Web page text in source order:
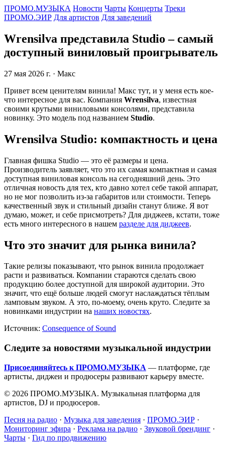
ПРОМО.МУЗЫКА Новости Чарты Концерты Треки
ПРОМО.ЭИР Для артистов Для заведений
Wrensilva представила Studio – самый
доступный виниловый проигрыватель
27 мая 2026 г. · Макс
Привет всем ценителям винила! Макс тут, и у меня есть кое-
что интересное для вас. Компания Wrensilva, известная
своими крутыми виниловыми консолями, представила
новинку. Это модель под названием Studio.
Wrensilva Studio: компактность и цена
Главная фишка Studio — это её размеры и цена.
Производитель заявляет, что это их самая компактная и самая
доступная виниловая консоль на сегодняшний день. Это
отличная новость для тех, кто давно хотел себе такой аппарат,
но не мог позволить из-за габаритов или стоимости. Теперь
качественный звук и стильный дизайн станут ближе. Я вот
думаю, может, и себе присмотреть? Для диджеев, кстати, тоже
есть много интересного в нашем разделе для диджеев.
Что это значит для рынка винила?
Такие релизы показывают, что рынок винила продолжает
расти и развиваться. Компании стараются сделать свою
продукцию более доступной для широкой аудитории. Это
значит, что ещё больше людей смогут наслаждаться тёплым
ламповым звуком. А это, по-моему, очень круто. Следите за
новинками индустрии на наших новостях.
Источник: Consequence of Sound
Следите за новостями музыкальной индустрии
Присоединяйтесь к ПРОМО.МУЗЫКА — платформе, где
артисты, диджеи и продюсеры развивают карьеру вместе.
© 2026 ПРОМО.МУЗЫКА. Музыкальная платформа для
артистов, DJ и продюсеров.
Песня на радио · Музыка для заведения · ПРОМО.ЭИР ·
Мониторинг эфира · Реклама на радио · Звуковой брендинг ·
Чарты · Гид по продвижению